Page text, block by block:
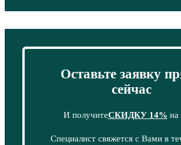
Оставьте заявку
сейчас
И получитеСКИДКУ 14% на
Специалист свяжется с Вами в